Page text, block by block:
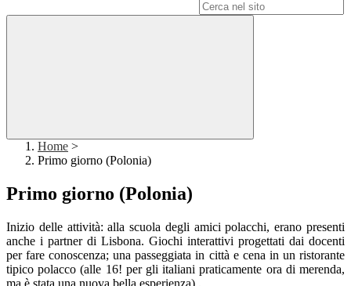
Home >
Primo giorno (Polonia)
Primo giorno (Polonia)
Inizio delle attività: alla scuola degli amici polacchi, erano presenti
anche i partner di Lisbona. Giochi interattivi progettati dai docenti
per fare conoscenza; una passeggiata in città e cena in un ristorante
tipico polacco (alle 16! per gli italiani praticamente ora di merenda,